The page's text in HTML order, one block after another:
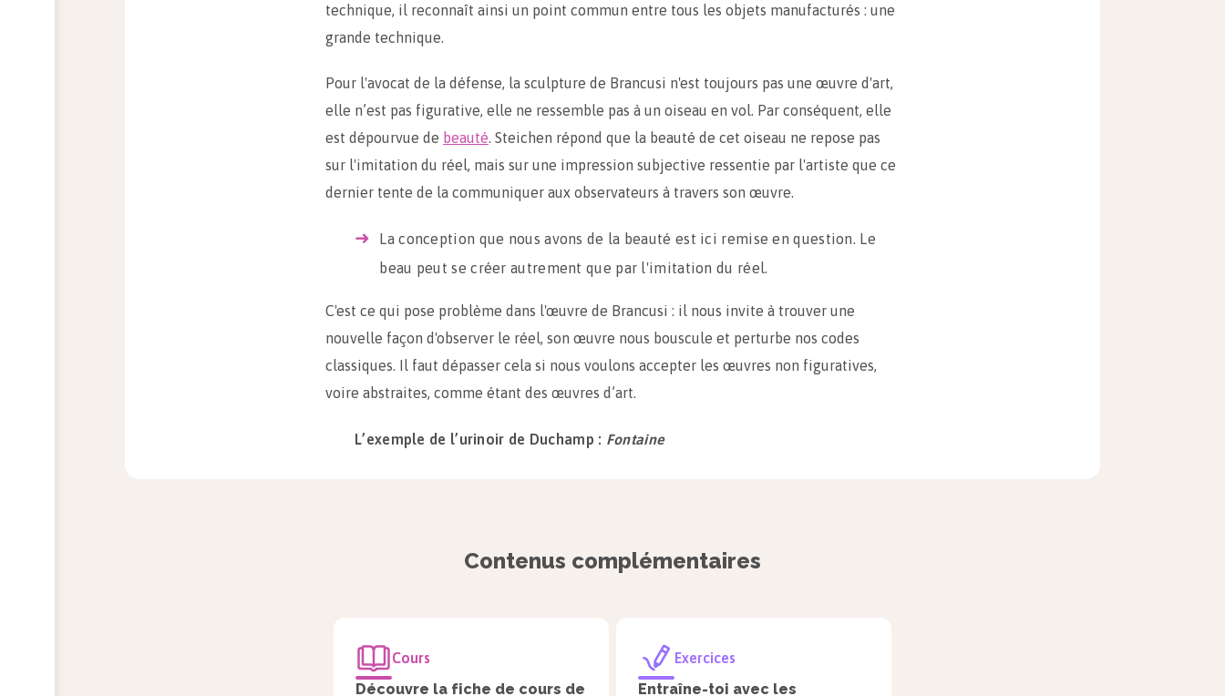
technique, il reconnaît ainsi un point commun entre tous les objets manufacturés : une
grande technique.
Pour l'avocat de la défense, la sculpture de Brancusi n'est toujours pas une œuvre d'art,
elle n’est pas figurative, elle ne ressemble pas à un oiseau en vol. Par conséquent, elle
est dépourvue de beauté. Steichen répond que la beauté de cet oiseau ne repose pas
sur l'imitation du réel, mais sur une impression subjective ressentie par l'artiste que ce
dernier tente de la communiquer aux observateurs à travers son œuvre.
La conception que nous avons de la beauté est ici remise en question. Le
beau peut se créer autrement que par l'imitation du réel.
C'est ce qui pose problème dans l'œuvre de Brancusi : il nous invite à trouver une
nouvelle façon d'observer le réel, son œuvre nous bouscule et perturbe nos codes
classiques. Il faut dépasser cela si nous voulons accepter les œuvres non figuratives,
voire abstraites, comme étant des œuvres d’art.
L’exemple de l’urinoir de Duchamp : Fontaine
les œuvres exposées selon leur beauté. Pour les tester, Marcel Duchamp envoie
anonymement son Bouddha de salle de bain Fontaine(signé R. Mutt, il s'agit d'un
Contenus complémentaires
Cours
Découvre la fiche de cours de
Exercices
Entraîne-toi avec les